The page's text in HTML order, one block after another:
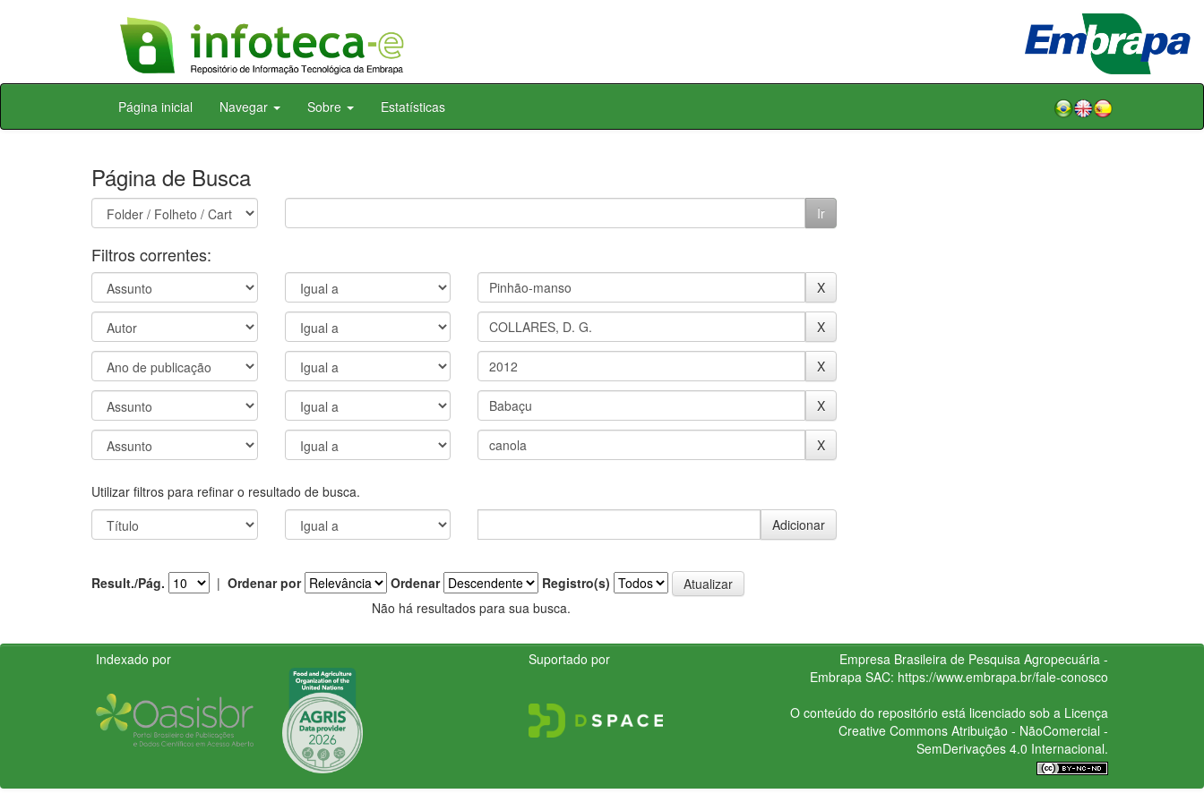
Skip
Página inicial Navegar Sobre Estatísticas
Página de Busca
Filtros correntes:
Utilizar filtros para refinar o resultado de busca.
Result./Pág. | Ordenar por Ordenar
Registro(s)
Não há resultados para sua busca.
Indexado por Suportado por
Empresa Brasileira de Pesquisa Agropecuária -
Embrapa SAC: https://www.embrapa.br/fale-conosco
O conteúdo do repositório está licenciado sob a Licença
Creative CommonsAtribuição - NãoComercial -
SemDerivações 4.0 Internacional.